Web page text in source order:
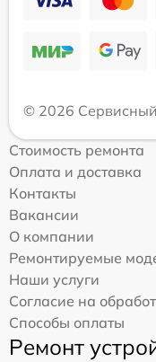
© 2026
Стоимость ремонта
Оплата и доставка
Контакты
Вакансии
О компании
Ремонтируемые
Наши услуги
Согласие на
Способы оплаты
Ремонт